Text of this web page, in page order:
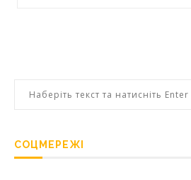
СОЦМЕРЕЖІ